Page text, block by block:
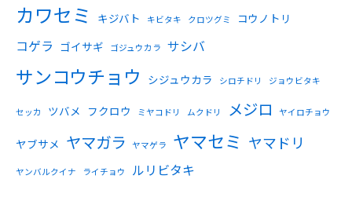
カワセミ キジバト キビタキ クロツグミ コウノトリ
コゲラ ゴイサギ ゴジュウカラ サシバ
サンコウチョウ シジュウカラ シロチドリ ジョウビタキ
セッカ ツバメ フクロウ ミヤコドリ ムクドリ メジロ ヤイロチョウ
ヤブサメ ヤマガラ ヤマゲラ ヤマセミ ヤマドリ
ヤンバルクイナ ライチョウ ルリビタキ